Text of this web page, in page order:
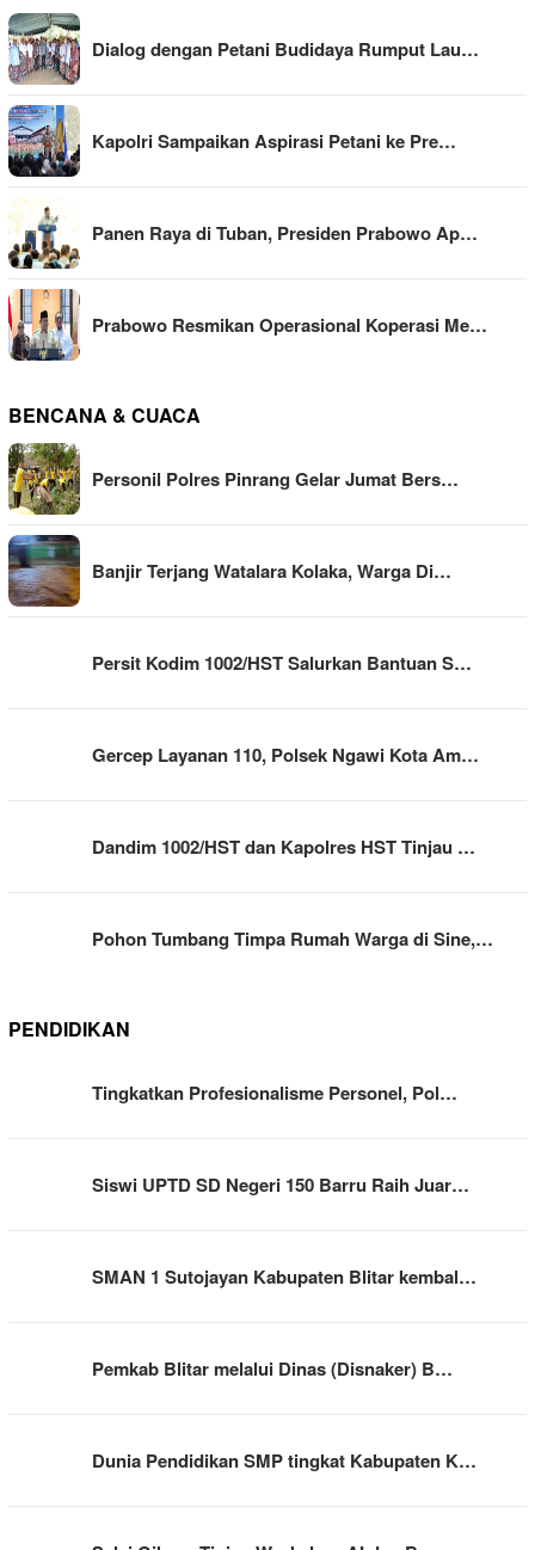
Dialog dengan Petani Budidaya Rumput Lau…
Kapolri Sampaikan Aspirasi Petani ke Pre…
Panen Raya di Tuban, Presiden Prabowo Ap…
Prabowo Resmikan Operasional Koperasi Me…
BENCANA & CUACA
Personil Polres Pinrang Gelar Jumat Bers…
Banjir Terjang Watalara Kolaka, Warga Di…
Persit Kodim 1002/HST Salurkan Bantuan S…
Gercep Layanan 110, Polsek Ngawi Kota Am…
Dandim 1002/HST dan Kapolres HST Tinjau …
Pohon Tumbang Timpa Rumah Warga di Sine,…
PENDIDIKAN
Tingkatkan Profesionalisme Personel, Pol…
Siswi UPTD SD Negeri 150 Barru Raih Juar…
SMAN 1 Sutojayan Kabupaten Blitar kembal…
Pemkab Blitar melalui Dinas (Disnaker) B…
Dunia Pendidikan SMP tingkat Kabupaten K…